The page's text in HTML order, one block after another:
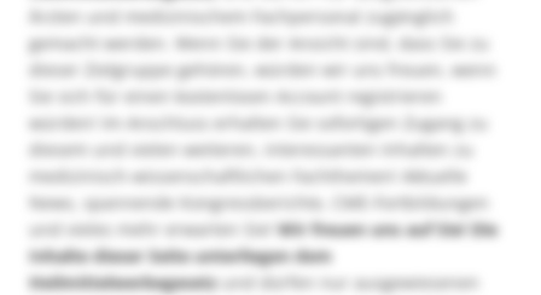
Ärzten und medizinischem Fachpersonal zugänglich
gemacht werden. Wenn Sie der Ansicht sind, dass Sie zu
dieser Zielgruppe gehören, würden wir uns freuen, wenn
Sie sich für einen kostenlosen Account registrieren
würden! Im Anschluss erhalten Sie sofortigen Zugang zu
diesem und vielen weiteren, interessanten Inhalten zu
medizinisch-wissenschaftlichen Fachthemen! Aktuelle
News, spannende Kongressberichte, CME-Fortbildungen
und vieles mehr erwarten Sie!Wir freuen uns auf Sie! Die
Inhalte dieser Seite unterliegen dem
Heilmittelwerbegesetzund dürfen nur ausgewiesenen